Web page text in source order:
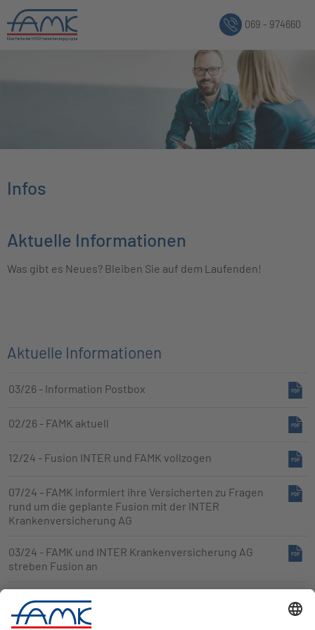
069 - 974660
Infos
Aktuelle Informationen
Was gibt es Neues? Bleiben Sie auf dem Laufenden!
Aktuelle Informationen
03/26 - Information Postbox
02/26 - FAMK aktuell
12/24 - Fusion INTER und FAMK vollzogen
07/24 - FAMK informiert ihre Versicherten zu Fragen
rund um die geplante Fusion mit der INTER
Krankenversicherung AG
03/24 - FAMK und INTER Krankenversicherung AG
streben Fusion an